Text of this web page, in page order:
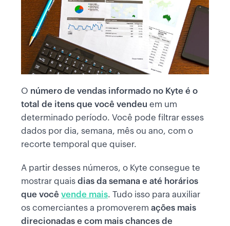
O número de vendas informado no Kyte é o
total de itens que você vendeu em um
determinado período. Você pode filtrar esses
dados por dia, semana, mês ou ano, com o
recorte temporal que quiser.
A partir desses números, o Kyte consegue te
mostrar quais dias da semana e até horários
que você vende mais. Tudo isso para auxiliar
os comerciantes a promoverem ações mais
direcionadas e com mais chances de